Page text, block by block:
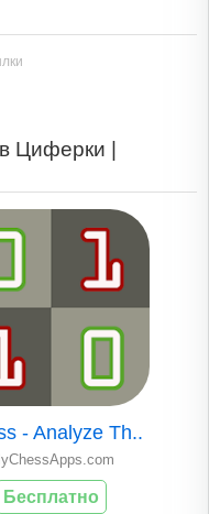
Циферки |
- Analyze Th..
Бесплатно